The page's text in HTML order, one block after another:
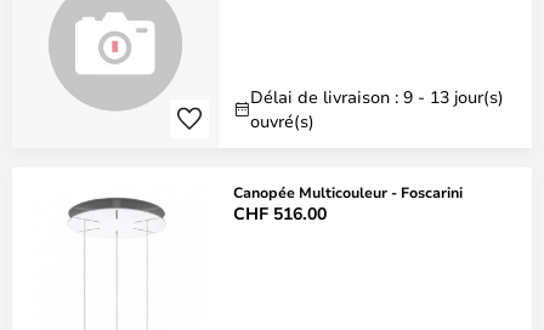
Délai de livraison : 9 - 13 jour(s)
ouvré(s)
Canopée Multicouleur - Foscarini
CHF 516.00